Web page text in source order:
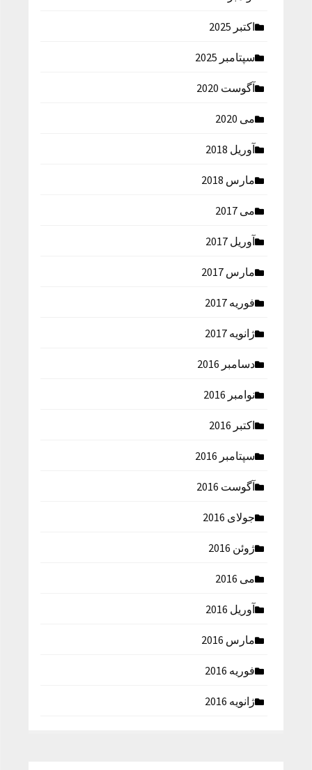
اکتبر 2025
سپتامبر 2025
آگوست 2020
می 2020
آوریل 2018
مارس 2018
می 2017
آوریل 2017
مارس 2017
فوریه 2017
ژانویه 2017
دسامبر 2016
نوامبر 2016
اکتبر 2016
سپتامبر 2016
آگوست 2016
جولای 2016
ژوئن 2016
می 2016
آوریل 2016
مارس 2016
فوریه 2016
ژانویه 2016